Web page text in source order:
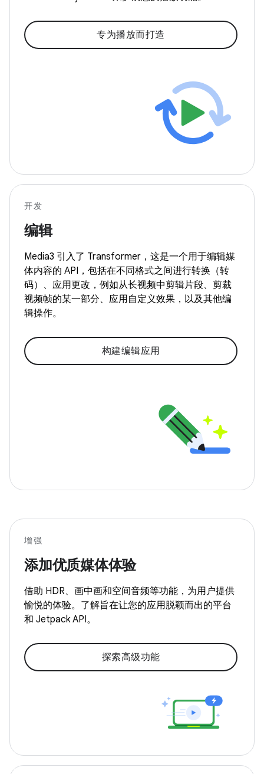
专为播放而打造
开发
编辑
Media3 引入了 Transformer，这是一个用于编辑媒
体内容的 API，包括在不同格式之间进行转换（转
码）、应用更改，例如从长视频中剪辑片段、剪裁
视频帧的某一部分、应用自定义效果，以及其他编
辑操作。
构建编辑应用
增强
添加优质媒体体验
借助 HDR、画中画和空间音频等功能，为用户提供
愉悦的体验。了解旨在让您的应用脱颖而出的平台
和 Jetpack API。
探索高级功能